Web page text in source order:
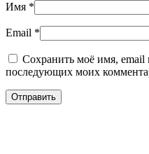
Имя *
Email *
Сохранить моё имя, email
последующих моих